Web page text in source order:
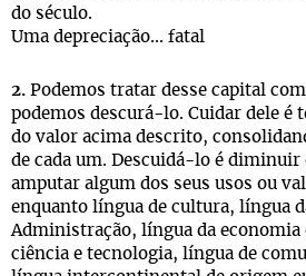
do século.
Uma depreciação... fatal
2. Podemos tratar desse capital
podemos descurá-lo. Cuidar dele é
do valor acima descrito,
de cada um. Descuidá-lo é diminuir
amputar algum dos seus usos ou
enquanto língua de cultura, língua
Administração, língua da economia
ciência e tecnologia, língua de